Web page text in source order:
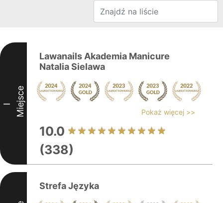
I Miejsce
Lawanails Akademia Manicure
Natalia Sielawa
Pokaż więcej >>
10.0
(338)
Strefa Języka